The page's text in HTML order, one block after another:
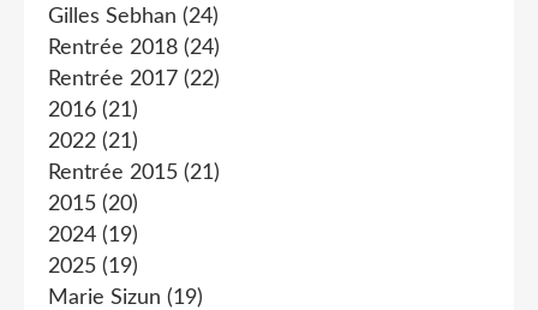
Gilles Sebhan (24)
Rentrée 2018 (24)
Rentrée 2017 (22)
2016 (21)
2022 (21)
Rentrée 2015 (21)
2015 (20)
2024 (19)
2025 (19)
Marie Sizun (19)